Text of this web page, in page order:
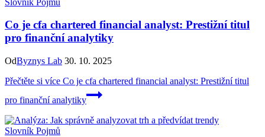
Co je cfa chartered financial analyst: Prestižní titul
pro finanční analytiky
OdByznys Lab 30. 10. 2025
Přečtěte si více Co je cfa chartered financial analyst: Prestižní titul
pro finanční analytiky
Slovník Pojmů